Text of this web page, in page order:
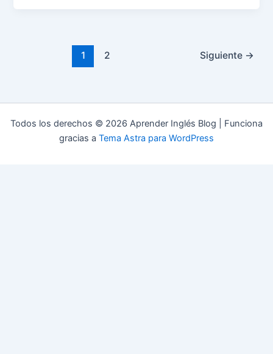
1 2 Siguiente →
Todos los derechos © 2026 Aprender Inglés Blog | Funciona
gracias a Tema Astra para WordPress